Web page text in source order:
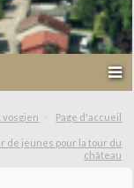
vosgien Page d'accueil
de jeunes pour la tour du
château